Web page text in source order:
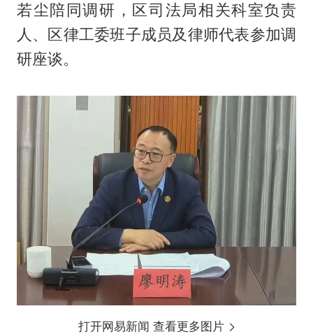
若尘陪同调研，区司法局相关科室负责
人、区律工委班子成员及律师代表参加调
研座谈。
打开网易新闻 查看更多图片